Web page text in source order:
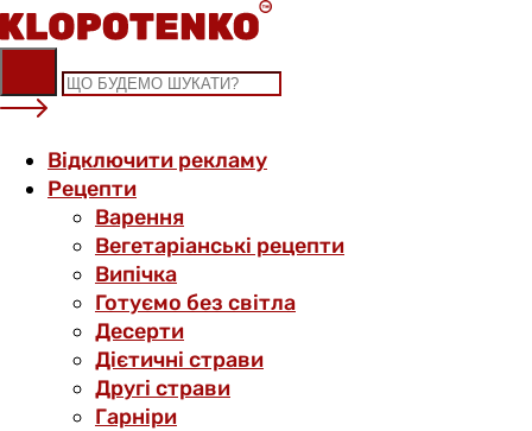
Skip
to
content
Відключити рекламу
Рецепти
Варення
Вегетаріанські рецепти
Випічка
Готуємо без світла
Десерти
Дієтичні страви
Другі страви
Гарніри